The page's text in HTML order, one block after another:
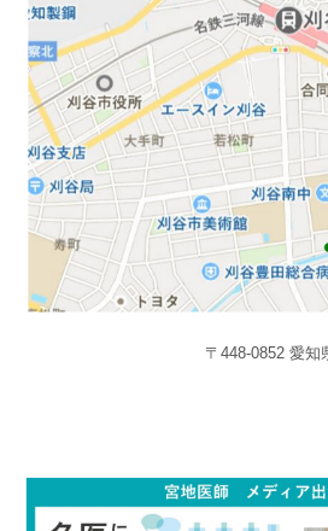
〒448-0852 愛知